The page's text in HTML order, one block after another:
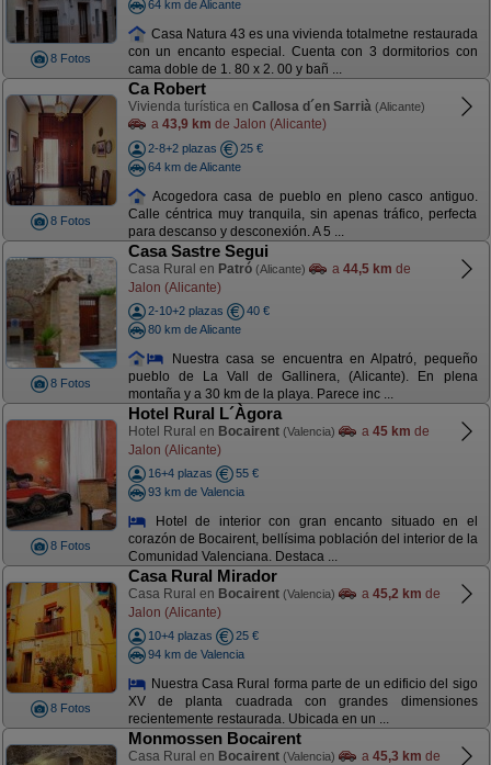
8 Fotos
64 km de Alicante
Casa Natura 43 es una vivienda totalmetne restaurada
con un encanto especial. Cuenta con 3 dormitorios con
cama doble de 1. 80 x 2. 00 y bañ ...
8 Fotos
Ca Robert
Vivienda turística en Callosa d´en Sarrià (Alicante)
a 43,9 km de Jalon (Alicante)
2-8+2 plazas
25 €
64 km de Alicante
Acogedora casa de pueblo en pleno casco antiguo.
Calle céntrica muy tranquila, sin apenas tráfico, perfecta
para descanso y desconexión. A 5 ...
8 Fotos
Casa Sastre Segui
Casa Rural en Patró (Alicante) a 44,5 km de
Jalon (Alicante)
2-10+2 plazas
40 €
80 km de Alicante
Nuestra casa se encuentra en Alpatró, pequeño
pueblo de La Vall de Gallinera, (Alicante). En plena
montaña y a 30 km de la playa. Parece inc ...
8 Fotos
Hotel Rural L´Àgora
Hotel Rural en Bocairent (Valencia) a 45 km de
Jalon (Alicante)
16+4 plazas
55 €
93 km de Valencia
Hotel de interior con gran encanto situado en el
corazón de Bocairent, bellísima población del interior de la
Comunidad Valenciana. Destaca ...
8 Fotos
Casa Rural Mirador
Casa Rural en Bocairent (Valencia) a 45,2 km de
Jalon (Alicante)
10+4 plazas
25 €
94 km de Valencia
Nuestra Casa Rural forma parte de un edificio del sigo
XV de planta cuadrada con grandes dimensiones
recientemente restaurada. Ubicada en un ...
Monmossen Bocairent
Casa Rural en Bocairent (Valencia) a 45,3 km de